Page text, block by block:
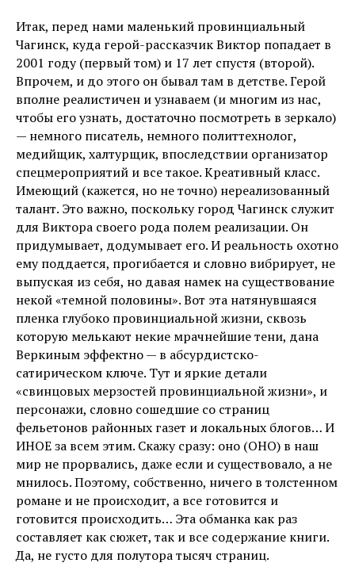
Итак, перед нами маленький провинциальный
Чагинск, куда герой-рассказчик Виктор попадает в
2001 году (первый том) и 17 лет спустя (второй).
Впрочем, и до этого он бывал там в детстве. Герой
вполне реалистичен и узнаваем (и многим из нас,
чтобы его узнать, достаточно посмотреть в зеркало)
— немного писатель, немного политтехнолог,
медийщик, халтурщик, впоследствии организатор
спецмероприятий и все такое. Креативный класс.
Имеющий (кажется, но не точно) нереализованный
талант. Это важно, поскольку город Чагинск служит
для Виктора своего рода полем реализации. Он
придумывает, додумывает его. И реальность охотно
ему поддается, прогибается и словно вибрирует, не
выпуская из себя, но давая намек на существование
некой «темной половины». Вот эта натянувшаяся
пленка глубоко провинциальной жизни, сквозь
которую мелькают некие мрачнейшие тени, дана
Веркиным эффектно — в абсурдистско-
сатирическом ключе. Тут и яркие детали
«свинцовых мерзостей провинциальной жизни», и
персонажи, словно сошедшие со страниц
фельетонов районных газет и локальных блогов… И
ИНОЕ за всем этим. Скажу сразу: оно (ОНО) в наш
мир не прорвались, даже если и существовало, а не
мнилось. Поэтому, собственно, ничего в толстенном
романе и не происходит, а все готовится и
готовится происходить… Эта обманка как раз
составляет как сюжет, так и все содержание книги.
Да, не густо для полутора тысяч страниц.